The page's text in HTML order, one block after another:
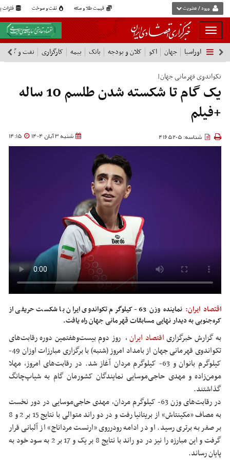
قیمت طلا و سکه نفت و سوخت فلزات ورود / عضویت
بار
و
بسته
نمودن
فهرست
اوراسیا جهان اکو کلان و بودجه بانک بیمه کارگزاری نفت و گاز
تکواندوی قهرمانی جهان|
یک گام تا شکسته شدن طلسم 10 ساله
+فیلم
شنبه 3 آبان 1404 14:15 شناسه: 4165205
اقتصاد ایران:
نماینده وزن 63- کیلوگرم تکواندوی ایران با شکست حریفی از
کره‌جنوبی به دیدار نهایی مسابقات قهرمانی جهان راه یافت.
به گزارش خبرگزاریاقتصاد ایران،روز دوم بیست‌وهفتمین دوره رقابت‌های
تکواندوی قهرمانی جهان از بامداد امروز (شنبه) با برگزاری مبارزات اوزان 49-
کیلوگرم بانوان و 63- کیلوگرم مردان آغاز شد. در رقابت‌های امروز، مهلا
مومن‌زاده و مهدی حاجی‌موسایی نمایندگان کشورمان گام به شیاپ‌چانگ
گذاشتند.
در رقابت‌های وزن 63- کیلوگرم مردان، مهدی حاجی‌موسایی در دور نخست
به مصاف «مکینتاش» از بریتانیا رفت و در دو راند متوالی با نتایج 15 بر 2 و 8
بر صفر به برتری رسید. او در ادامه رودرروی «ارنست مرداناج» از آلبانی قرار
گرفت و این مبارزه را نیز در دو راند با نتایج 8 بر یک و 17 بر 2 به سود خود به
پایان رساند.